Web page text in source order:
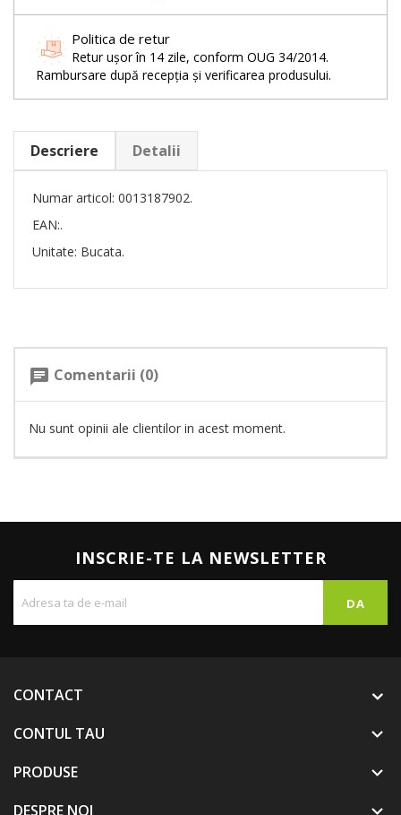
Politica de retur
Retur ușor în 14 zile, conform OUG 34/2014.
Rambursare după recepția și verificarea produsului.
Descriere Detalii
Numar articol: 0013187902.
EAN:.
Unitate: Bucata.
chat Comentarii (0)
Nu sunt opinii ale clientilor in acest moment.
INSCRIE-TE LA NEWSLETTER
CONTACT
CONTUL TAU

PRODUSE 
DESPRE NOI